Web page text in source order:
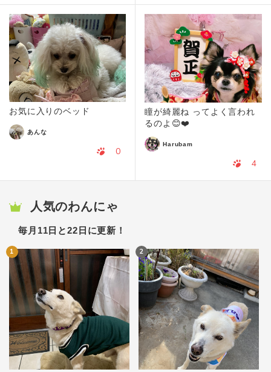
お気に入りのベッド
あんな
0
瞳が綺麗ね ってよく言われ
るのよ😊❤️
Harubam
4
人気のわんにゃ
毎月11日と22日に更新！
1 2